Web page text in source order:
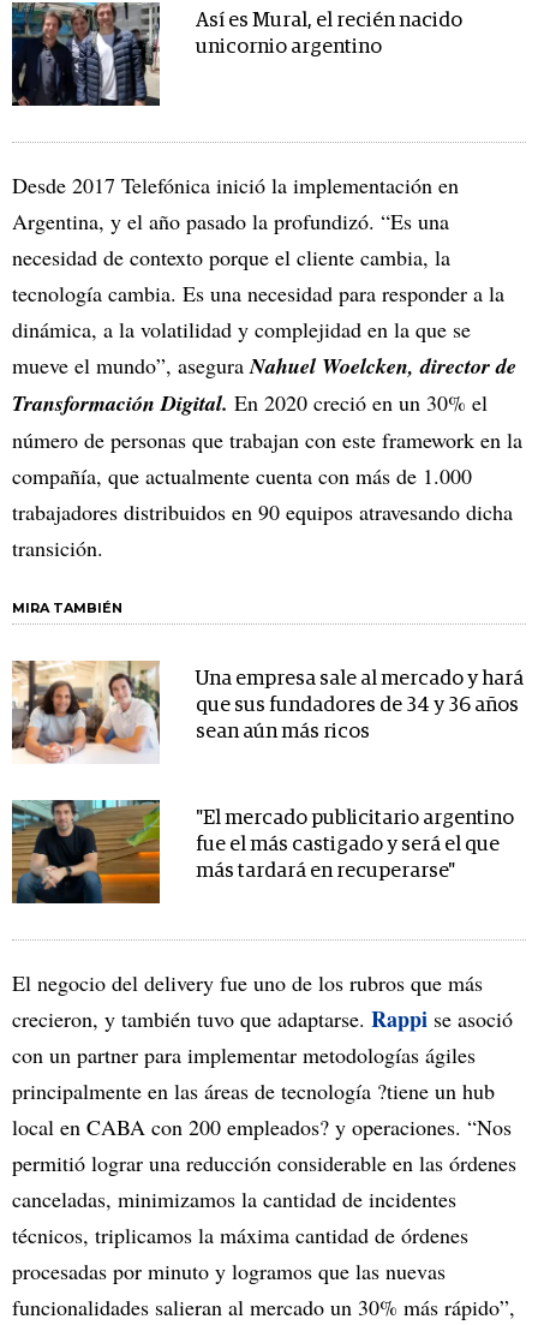
Así es Mural, el recién nacido
unicornio argentino
Desde 2017 Telefónica inició la implementación en
Argentina, y el año pasado la profundizó. “Es una
necesidad de contexto porque el cliente cambia, la
tecnología cambia. Es una necesidad para responder a la
dinámica, a la volatilidad y complejidad en la que se
mueve el mundo”, aseguraNahuel Woelcken, director de
Transformación Digital. En 2020 creció en un 30% el
número de personas que trabajan con este framework en la
compañía, que actualmente cuenta con más de 1.000
trabajadores distribuidos en 90 equipos atravesando dicha
transición.
MIRA TAMBIÉN
Una empresa sale al mercado y hará
que sus fundadores de 34 y 36 años
sean aún más ricos
"El mercado publicitario argentino
fue el más castigado y será el que
más tardará en recuperarse"
El negocio del delivery fue uno de los rubros que más
crecieron, y también tuvo que adaptarse. Rappi se asoció
con un partner para implementar metodologías ágiles
principalmente en las áreas de tecnología ?tiene un hub
local en CABA con 200 empleados? y operaciones. “Nos
permitió lograr una reducción considerable en las órdenes
canceladas, minimizamos la cantidad de incidentes
técnicos, triplicamos la máxima cantidad de órdenes
procesadas por minuto y logramos que las nuevas
funcionalidades salieran al mercado un 30% más rápido”,